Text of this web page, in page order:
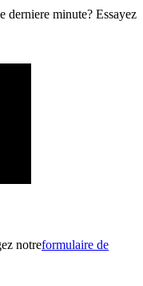
derniere minute? Essayez
notreformulaire de